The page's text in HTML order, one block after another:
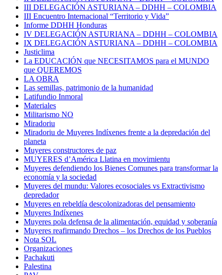
III DELEGACIÓN ASTURIANA – DDHH – COLOMBIA
III Encuentro Internacional “Territorio y Vida”
Informe DDHH Honduras
IV DELEGACIÓN ASTURIANA – DDHH – COLOMBIA
IX DELEGACIÓN ASTURIANA – DDHH – COLOMBIA
Justiclima
La EDUCACIÓN que NECESITAMOS para el MUNDO
que QUEREMOS
LA OBRA
Las semillas, patrimonio de la humanidad
Latifundio Inmoral
Materiales
Militarismo NO
Miradoriu
Miradoriu de Muyeres Indíxenes frente a la depredación del
planeta
Muyeres constructores de paz
MUYERES d’América Llatina en movimientu
Muyeres defendiendo los Bienes Comunes para transformar la
economía y la sociedad
Muyeres del mundu: Valores ecosociales vs Extractivismo
depredador
Muyeres en rebeldía descolonizadoras del pensamiento
Muyeres Indíxenes
Muyeres pola defensa de la alimentación, equidad y soberanía
Muyeres reafirmando Drechos – los Drechos de los Pueblos
Nota SOL
Organizaciones
Pachakuti
Palestina